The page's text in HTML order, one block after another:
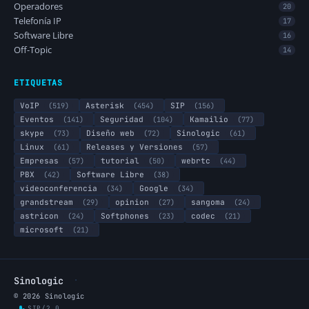
Operadores 20
Telefonía IP 17
Software Libre 16
Off-Topic 14
ETIQUETAS
VoIP (519) Asterisk (454) SIP
(156)
Eventos
(141) Seguridad (104) Kamailio
(77)
skype
(73) Diseño web (72) Sinologic
(61)
Linux
(61) Releases y Versiones
(57)
Empresas
(57) tutorial (50) webrtc
(44)
PBX
(42) Software Libre
(38)
videoconferencia
(34) Google
(34)
grandstream
(29) opinion (27) sangoma
(24)
astricon
(24) Softphones (23) codec
(21)
microsoft
(21)
Sinologic ·
© 2026 Sinologic